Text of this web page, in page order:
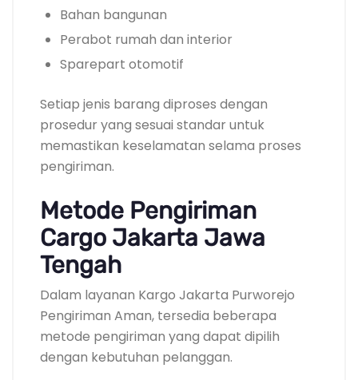
Bahan bangunan
Perabot rumah dan interior
Sparepart otomotif
Setiap jenis barang diproses dengan
prosedur yang sesuai standar untuk
memastikan keselamatan selama proses
pengiriman.
Metode Pengiriman
Cargo Jakarta Jawa
Tengah
Dalam layanan Kargo Jakarta Purworejo
Pengiriman Aman, tersedia beberapa
metode pengiriman yang dapat dipilih
dengan kebutuhan pelanggan.